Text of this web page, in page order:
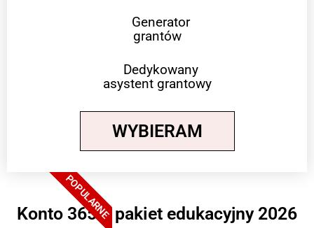
Generator
grantów
Dedykowany
asystent grantowy
WYBIERAM
POPULARNE
Konto 365 + pakiet edukacyjny 2026